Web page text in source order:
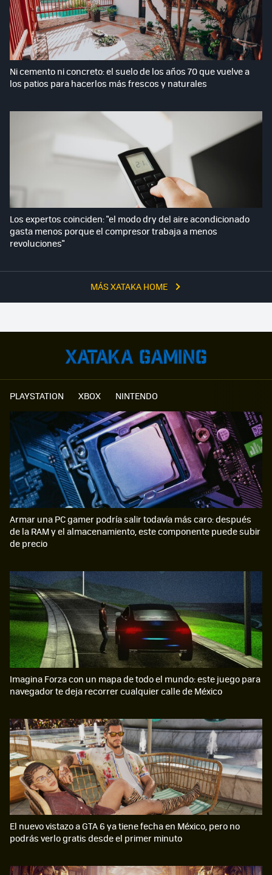
MÁS XATAKA HOME
Ni cemento ni concreto: el suelo de los años 70 que vuelve a
los patios para hacerlos más frescos y naturales
Los expertos coinciden: "el modo dry del aire acondicionado
gasta menos porque el compresor trabaja a menos
revoluciones"
PLAYSTATION XBOX NINTENDO
Armar una PC gamer podría salir todavía más caro: después
de la RAM y el almacenamiento, este componente puede subir
de precio
Imagina Forza con un mapa de todo el mundo: este juego para
navegador te deja recorrer cualquier calle de México
El nuevo vistazo a GTA 6 ya tiene fecha en México, pero no
podrás verlo gratis desde el primer minuto